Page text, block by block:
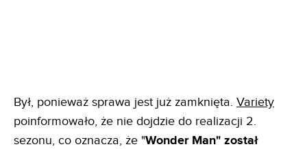
Był, ponieważ sprawa jest już zamknięta. Variety
poinformowało, że nie dojdzie do realizacji 2.
sezonu, co oznacza, że "Wonder Man" został